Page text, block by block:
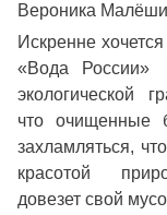
Вероника
Искренне
«Вода России»
экологической
что очищенные
захламляться,
красотой
довезет свой